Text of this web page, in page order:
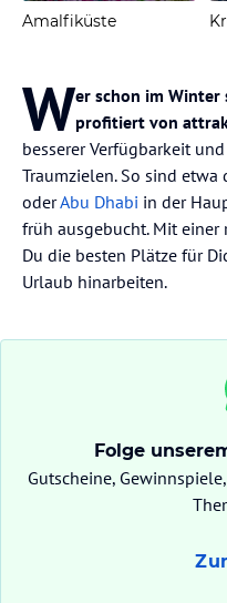
Amalfiküste
Wer schon im Winter
profitiert von
besserer Verfügbarkeit
Traumzielen. So sind etwa
oderAbu Dhabi in der
früh ausgebucht. Mit
Du die besten Plätze für
Urlaub hinarbeiten.
Folge
Gutscheine,